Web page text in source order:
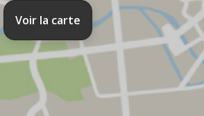
Voir la carte